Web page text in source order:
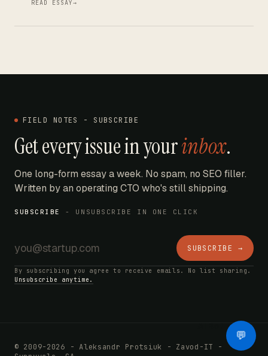
READ ESSAY→
FIELD NOTES - SUBSCRIBE
Get every issue in yourinbox.
One long-form essay a week. No spam, no SEO filler.
Written by an operating CTO who's still shipping.
SUBSCRIBE - UNSUBSCRIBE IN ONE CLICK
SUBSCRIBE →
By subscribing you agree to receive emails. No list sharing.
Unsubscribe anytime.
© 2009-2026 - Aleksandr Protsiuk - Zavod-IT -
💬